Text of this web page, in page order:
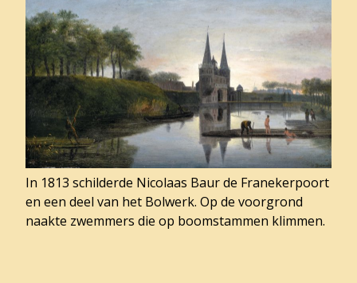
In 1813 schilderde Nicolaas Baur de Franekerpoort
en een deel van het Bolwerk. Op de voorgrond
naakte zwemmers die op boomstammen klimmen.